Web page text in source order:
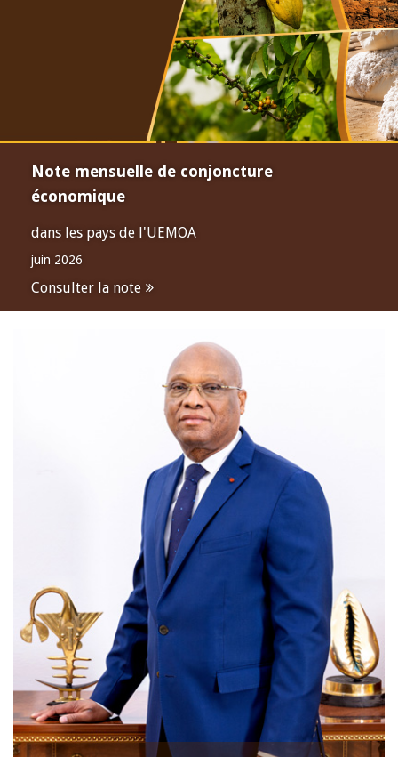
Note mensuelle de conjoncture
économique
dans les pays de l'UEMOA
juin 2026
Consulter la note